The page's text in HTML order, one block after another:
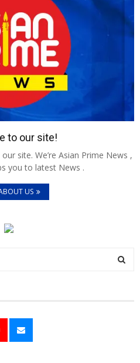
to our site!
site. We’re Asian Prime News ,
you to latest News .
US